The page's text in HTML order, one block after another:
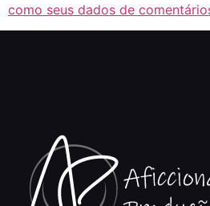
como seus dados de